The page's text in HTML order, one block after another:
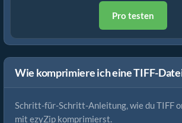
Pro testen
Wie komprimiere ich eine TIFF-
Schritt-für-Schritt-Anleitung, wie du TIFF
mit ezyZip komprimierst.